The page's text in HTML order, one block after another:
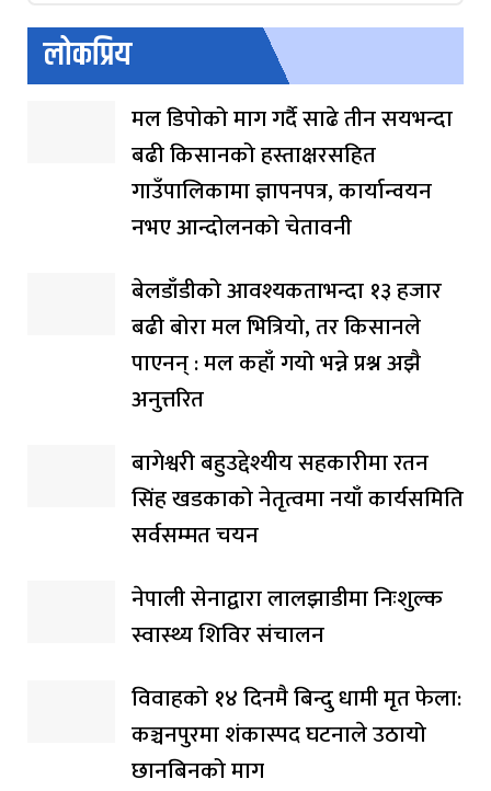
लोकप्रिय
मल डिपोको माग गर्दै साढे तीन सयभन्दा
बढी किसानको हस्ताक्षरसहित
गाउँपालिकामा ज्ञापनपत्र, कार्यान्वयन
नभए आन्दोलनको चेतावनी
बेलडाँडीको आवश्यकताभन्दा १३ हजार
बढी बोरा मल भित्रियो, तर किसानले
पाएनन् : मल कहाँ गयो भन्ने प्रश्न अझै
अनुत्तरित
बागेश्वरी बहुउद्देश्यीय सहकारीमा रतन
सिंह खडकाको नेतृत्वमा नयाँ कार्यसमिति
सर्वसम्मत चयन
नेपाली सेनाद्वारा लालझाडीमा निःशुल्क
स्वास्थ्य शिविर संचालन
विवाहको १४ दिनमै बिन्दु धामी मृत फेला:
कञ्चनपुरमा शंकास्पद घटनाले उठायो
छानबिनको माग